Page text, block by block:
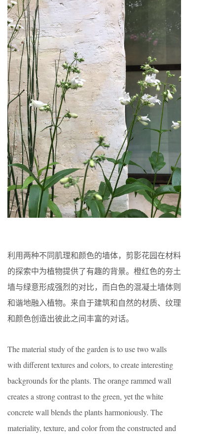
利用两种不同肌理和颜色的墙体，剪影花园在材料
的探索中为植物提供了有趣的背景。橙红色的夯土
墙与绿意形成强烈的对比，而白色的混凝土墙体则
和谐地融入植物。来自于建筑和自然的材质、纹理
和颜色创造出彼此之间丰富的对话。
The material study of the garden is to use two walls
with different textures and colors, to create interesting
backgrounds for the plants. The orange rammed wall
creates a strong contrast to the green, yet the white
concrete wall blends the plants harmoniously. The
materiality, texture, and color from the constructed and